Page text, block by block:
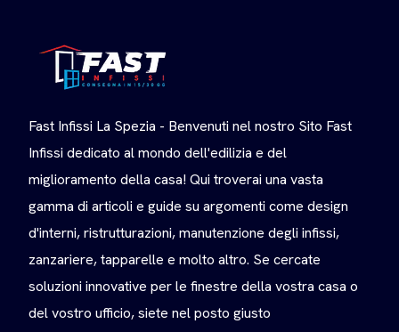
Fast Infissi La Spezia - Benvenuti nel nostro Sito Fast
Infissi dedicato al mondo dell'edilizia e del
miglioramento della casa! Qui troverai una vasta
gamma di articoli e guide su argomenti come design
d'interni, ristrutturazioni, manutenzione degli infissi,
zanzariere, tapparelle e molto altro. Se cercate
soluzioni innovative per le finestre della vostra casa o
del vostro ufficio, siete nel posto giusto